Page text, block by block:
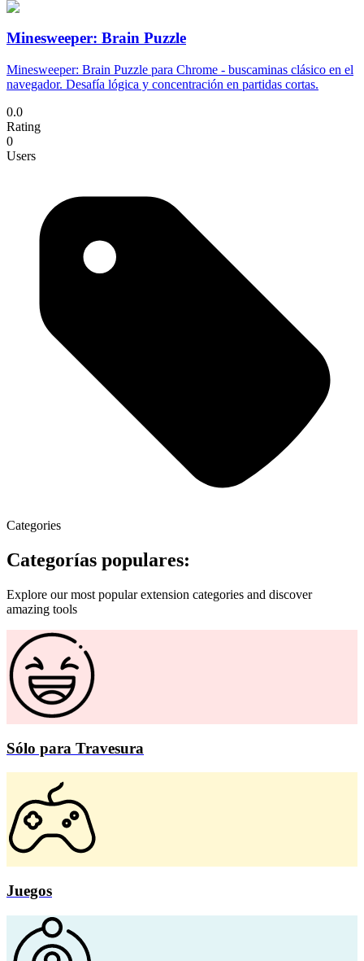
Minesweeper: Brain Puzzle
Minesweeper: Brain Puzzle para Chrome - buscaminas clásico en el
navegador. Desafía lógica y concentración en partidas cortas.
0.0
Rating
0
Users
Categories
Categorías populares:
Explore our most popular extension categories and discover
amazing tools
Sólo para Travesura
Juegos